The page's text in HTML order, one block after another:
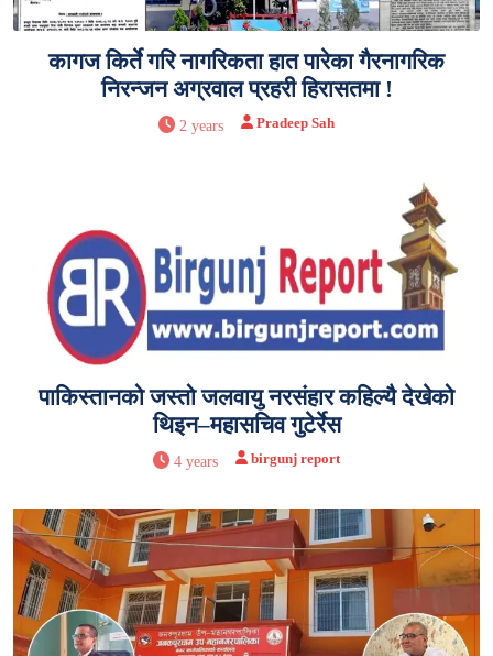
कागज किर्ते गरि नागरिकता हात पारेका गैरनागरिक
निरन्जन अग्रवाल प्रहरी हिरासतमा !
2 years Pradeep Sah
पाकिस्तानको जस्तो जलवायु नरसंहार कहिल्यै देखेको
थिइन–महासचिव गुटेर्रेस
4 years birgunj report